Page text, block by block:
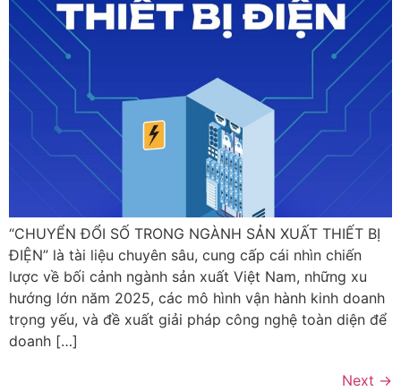
“CHUYỂN ĐỔI SỐ TRONG NGÀNH SẢN XUẤT THIẾT BỊ
ĐIỆN” là tài liệu chuyên sâu, cung cấp cái nhìn chiến
lược về bối cảnh ngành sản xuất Việt Nam, những xu
hướng lớn năm 2025, các mô hình vận hành kinh doanh
trọng yếu, và đề xuất giải pháp công nghệ toàn diện để
doanh […]
Next →